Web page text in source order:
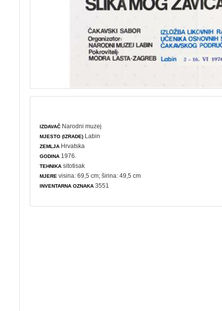
IZDAVAČ Narodni muzej
MJESTO (IZRADE) Labin
ZEMLJA Hrvatska
GODINA 1976.
TEHNIKA sitotisak
MJERE visina: 69,5 cm; širina: 49,5 cm
INVENTARNA OZNAKA 3551